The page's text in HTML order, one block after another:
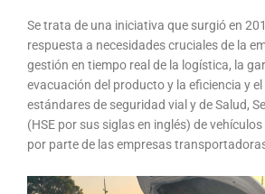
Se trata de una iniciativa que surgió en
respuesta a necesidades cruciales de la
gestión en tiempo real de la logística, la
evacuación del producto y la eficiencia y
estándares de seguridad vial y de Salud,
(HSE por sus siglas en inglés) de
por parte de las empresas